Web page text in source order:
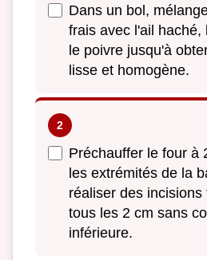
Dans un bol,
frais avec l'ail haché,
le poivre jusqu'à
lisse et homogène.
Préchauffer le four à
les extrémités de la
réaliser des
tous les 2 cm sans
inférieure.